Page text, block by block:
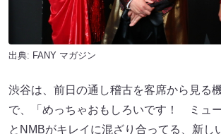
出典: FANY マガジン
渋谷は、前日の通し稽古を客席から見る
で、「めっちゃおもしろいです！ ミュ
とNMBがキレイに混ざり合ってる、新し